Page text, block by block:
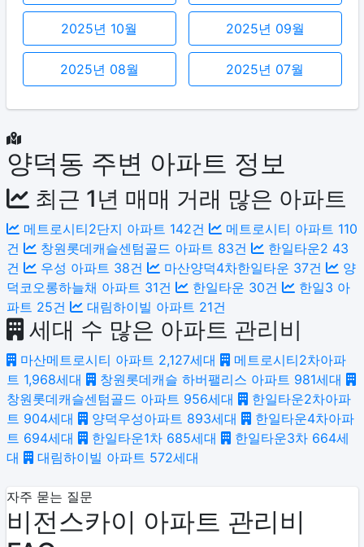
2025년 10월 2025년 09월
2025년 08월 2025년 07월
양덕동 주변 아파트 정보
최근 1년 매매 거래 많은 아파트
메트로시티2단지 아파트 142건 메트로시티 아파트 110
건
창원롯데캐슬센텀골드 아파트 83건 한일타운2 43
건
우성 아파트 38건 마산양덕4차한일타운 37건
양
덕코오롱하늘채 아파트 31건 한일타운 30건
한일3 아
파트 25건 대림하이빌 아파트 21건
세대 수 많은 아파트 관리비
마산메트로시티 아파트 2,127세대
메트로시티2차아파
트 1,968세대 창원롯데캐슬 하버팰리스 아파트 981세대
창원롯데캐슬센텀골드 아파트 956세대
한일타운2차아파
트 904세대 양덕우성아파트 893세대
한일타운4차아파
트 694세대 한일타운1차 685세대 한일타운3차 664세
대
대림하이빌 아파트 572세대
자주 묻는 질문
비전스카이 아파트 관리비